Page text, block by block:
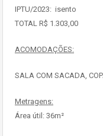
IPTU/2023: isento
TOTAL R$ 1.303,00
ACOMODAÇÕES:
SALA COM SACADA,
Metragens:
Área útil: 36m²